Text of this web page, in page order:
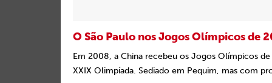
O São Paulo nos Jogos Olímpicos de
Em 2008, a China recebeu os Jogos Olímpicos de
XXIX Olimpíada. Sediado em Pequim, mas com